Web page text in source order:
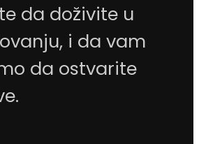
da doživite u
i da vam
da ostvarite